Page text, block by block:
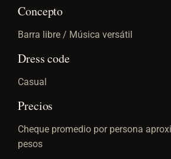
Concepto
Barra libre / Música versátil
Dress code
Casual
Precios
Cheque promedio por persona
pesos